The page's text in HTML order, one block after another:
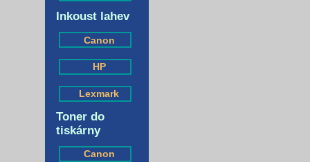
Inkoust lahev
Canon
HP
Lexmark
Toner do
tiskárny
Canon